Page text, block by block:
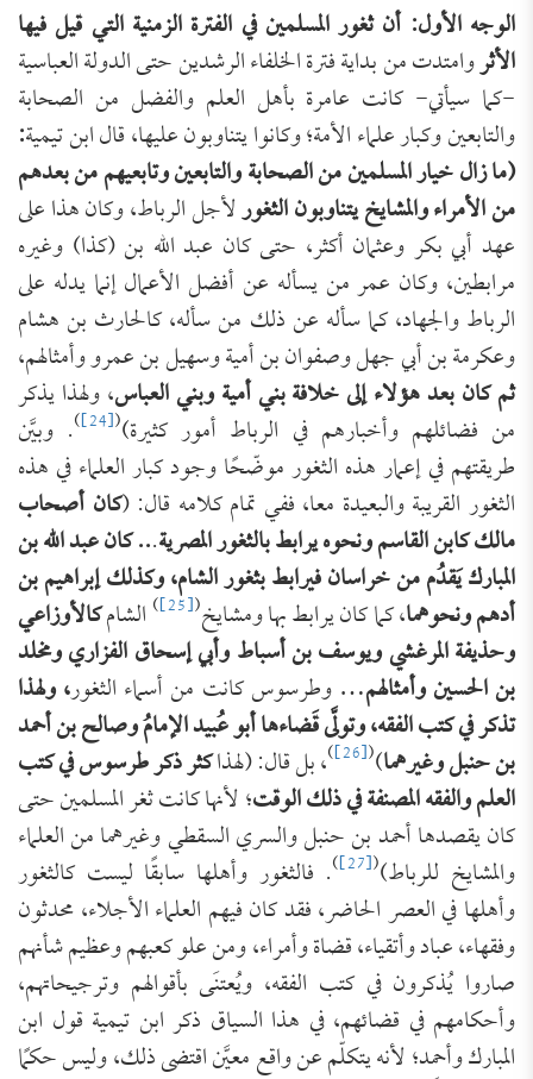
الوجه الأول: أن ثغور المسلمين في الفترة الزمنية التي قيل فيها
الأثروامتدت من بداية فترة الخلفاء الرشدين حتى الدولة العباسية
-كما سيأتي- كانت عامرة بأهل العلم والفضل من الصحابة
والتابعين وكبار علماء الأمة؛ وكانوا يتناوبون عليها، قال ابن تيمية:
(ما زال خيار المسلمين من الصحابة والتابعين وتابعيهم من بعدهم
من الأمراء والمشايخ يتناوبون الثغورلأجل الرباط، وكان هذا على
عهد أبي بكر وعثمان أكثر، حتى كان عبد الله بن (كذا) وغيره
مرابطين، وكان عمر من يسأله عن أفضل الأعمال إنما يدله على
الرباط والجهاد، كما سأله عن ذلك من سأله، كالحارث بن هشام
وعكرمة بن أبي جهل وصفوان بن أمية وسهيل بن عمرو وأمثالهم،
ثم كان بعد هؤلاء إلى خلافة بني أمية وبني العباس، ولهذا يذكر
من فضائلهم وأخبارهم في الرباط أمور كثيرة)(
[24]
). وبيَّن
طريقتهم في إعمار هذه الثغور موضّحًا وجود كبار العلماء في هذه
الثغور القريبة والبعيدة معا، ففي تمام كلامه قال: (كان أصحاب
مالك كابن القاسم ونحوه يرابط بالثغور المصرية... كان عبد الله بن
المبارك يَقدُم من خراسان فيرابط بثغور الشام، وكذلك إبراهيم بن
أدهم ونحوهما، كما كان يرابط بها ومشايخ(
[25]
) الشامكالأوزاعي
وحذيفة المرغشي ويوسف بن أسباط وأبي إسحاق الفزاري ومخلد
بن الحسين وأمثالهم… وطرسوس كانت من أسماء الثغور، ولهذا
تذكر في كتب الفقه، وتولَّى قَضاءها أبو عُبيد الإمامُ وصالح بن أحمد
بن حنبل وغيرهما)
(
[26]
)، بل قال: (لهذاكثر ذكر طرسوس في كتب
العلم والفقه المصنفة في ذلك الوقت؛ لأنها كانت ثغر المسلمين حتى
كان يقصدها أحمد بن حنبل والسري السقطي وغيرهما من العلماء
والمشايخ للرباط)(
[27]
). فالثغور وأهلها سابقًا ليست كالثغور
وأهلها في العصر الحاضر، فقد كان فيهم العلماء الأجلاء، محدثون
وفقهاء، عباد وأتقياء، قضاة وأمراء، ومن علو كعبهم وعظيم شأنهم
صاروا يُذكرون في كتب الفقه، ويُعتنَى بأقوالهم وترجيحاتهم،
وأحكامهم في قضائهم، في هذا السياق ذكر ابن تيمية قول ابن
المبارك وأحمد؛ لأنه يتكلّم عن واقع معيَّن اقتضى ذلك، وليس حكمًا